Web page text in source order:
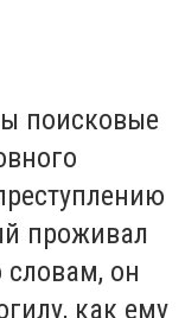
поисковые
проживал
он
как ему